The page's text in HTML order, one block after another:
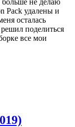
Pack удалены и
осталась
поделиться
все мои